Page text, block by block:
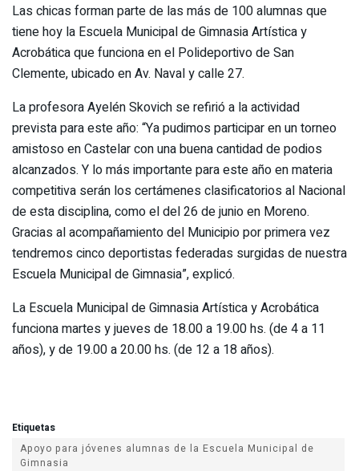
Las chicas forman parte de las más de 100 alumnas que
tiene hoy la Escuela Municipal de Gimnasia Artística y
Acrobática que funciona en el Polideportivo de San
Clemente, ubicado en Av. Naval y calle 27.
La profesora Ayelén Skovich se refirió a la actividad
prevista para este año: “Ya pudimos participar en un torneo
amistoso en Castelar con una buena cantidad de podios
alcanzados. Y lo más importante para este año en materia
competitiva serán los certámenes clasificatorios al Nacional
de esta disciplina, como el del 26 de junio en Moreno.
Gracias al acompañamiento del Municipio por primera vez
tendremos cinco deportistas federadas surgidas de nuestra
Escuela Municipal de Gimnasia”, explicó.
La Escuela Municipal de Gimnasia Artística y Acrobática
funciona martes y jueves de 18.00 a 19.00 hs. (de 4 a 11
años), y de 19.00 a 20.00 hs. (de 12 a 18 años).
Etiquetas
Apoyo para jóvenes alumnas de la Escuela Municipal de
Gimnasia